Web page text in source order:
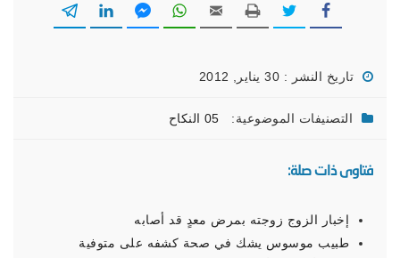
تاريخ النشر : 30 يناير, 2012
التصنيفات الموضوعية: 05 النكاح
فتاوى ذات صلة:
إخبار الزوج زوجته بمرض معدٍ قد أصابه
طبيب موسوس يشك في صحة كشفه على متوفية